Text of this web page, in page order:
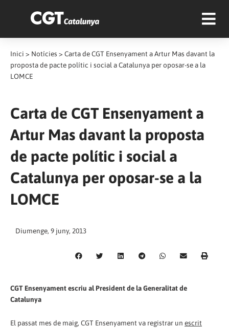
Inici > Notícies > Carta de CGT Ensenyament a Artur Mas davant la
proposta de pacte polític i social a Catalunya per oposar-se a la
LOMCE
Carta de CGT Ensenyament a
Artur Mas davant la proposta
de pacte polític i social a
Catalunya per oposar-se a la
LOMCE
Diumenge, 9 juny, 2013
CGT Ensenyament escriu al President de la Generalitat de
Catalunya
El passat mes de maig, CGT Ensenyament va registrar un escrit